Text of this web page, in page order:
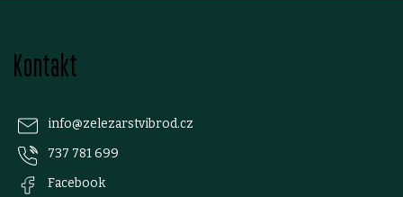
Kontakt
info@zelezarstvibrod.cz
737 781 699
Facebook